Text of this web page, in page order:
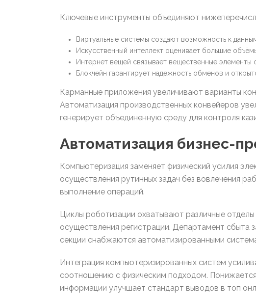
Ключевые инструменты объединяют
Виртуальные системы создают возможность к
Искусственный интеллект оценивает большие
Интернет вещей связывает вещественные
Блокчейн гарантирует надежность обменов и
Карманные приложения увеличивают варианты
Автоматизация производственных конвейеров
генерирует объединенную среду для контроля
Автоматизация бизнес-
Компьютеризация заменяет физический усилия
осуществления рутинных задач без вовлечения
выполнение операций.
Циклы роботизации охватывают различные
осуществления регистрации. Департамент сбыта
секции снабжаются автоматизированными
Интеграция компьютеризированных систем
соотношению с физическим подходом.
информации улучшает стандарт выводов в топ